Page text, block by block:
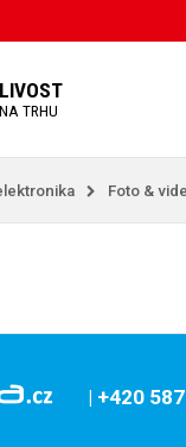
TRHU
Foto &
| +420